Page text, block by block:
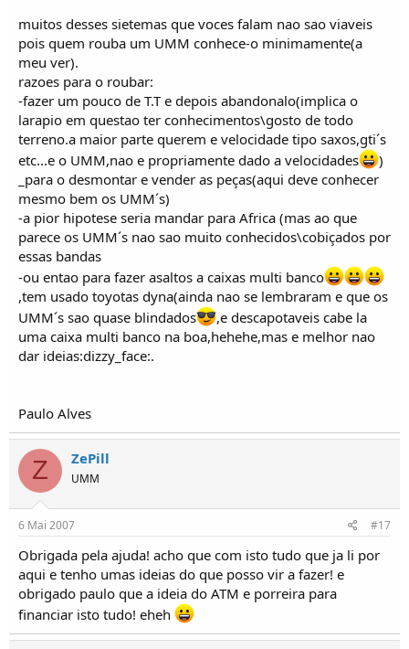
muitos desses sietemas que voces falam nao sao viaveis
pois quem rouba um UMM conhece-o minimamente(a
meu ver).
razoes para o roubar:
-fazer um pouco de T.T e depois abandonalo(implica o
larapio em questao ter conhecimentos\gosto de todo
terreno.a maior parte querem e velocidade tipo saxos,gti´s
etc...e o UMM,nao e propriamente dado a velocidades
)
_para o desmontar e vender as peças(aqui deve conhecer
mesmo bem os UMM´s)
-a pior hipotese seria mandar para Africa (mas ao que
parece os UMM´s nao sao muito conhecidos\cobiçados por
essas bandas
-ou entao para fazer asaltos a caixas multi banco
,tem usado toyotas dyna(ainda nao se lembraram e que os
UMM´s sao quase blindados
,e descapotaveis cabe la
uma caixa multi banco na boa,hehehe,mas e melhor nao
dar ideias:dizzy_face:.
Paulo Alves
Z ZePill
UMM
6 Mai 2007 #17
Obrigada pela ajuda! acho que com isto tudo que ja li por
aqui e tenho umas ideias do que posso vir a fazer! e
obrigado paulo que a ideia do ATM e porreira para
financiar isto tudo! eheh